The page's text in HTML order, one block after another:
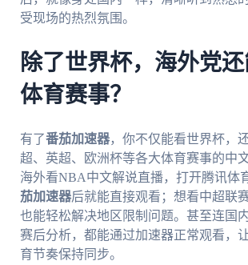
受现场的热烈氛围。
除了世界杯，海外党
体育赛事？
有了番茄加速器，你不仅能看世界杯，
超、英超、欧洲杯等各大体育赛事的中
海外看NBA中文解说直播，打开腾讯体
茄加速器后就能直接观看；想看中超联
也能轻松解决地区限制问题。甚至连国
赛后分析，都能通过加速器正常观看，
育节奏保持同步。